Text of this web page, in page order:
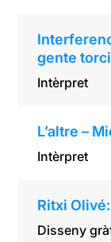
gente
Intèrpret
L’altre –
Intèrpret
Ritxi
Disseny